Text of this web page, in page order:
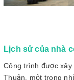
Lịch sử của nhà
Công trình được xây
Thuận, một trong